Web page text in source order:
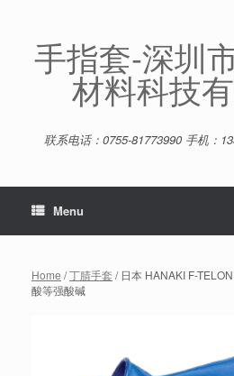
content手指套-深圳
材料科技
联系电话：0755-81773990 手机：
Menu
Home /丁腈手套 / 日本 HANAKI F-
酸等强酸碱